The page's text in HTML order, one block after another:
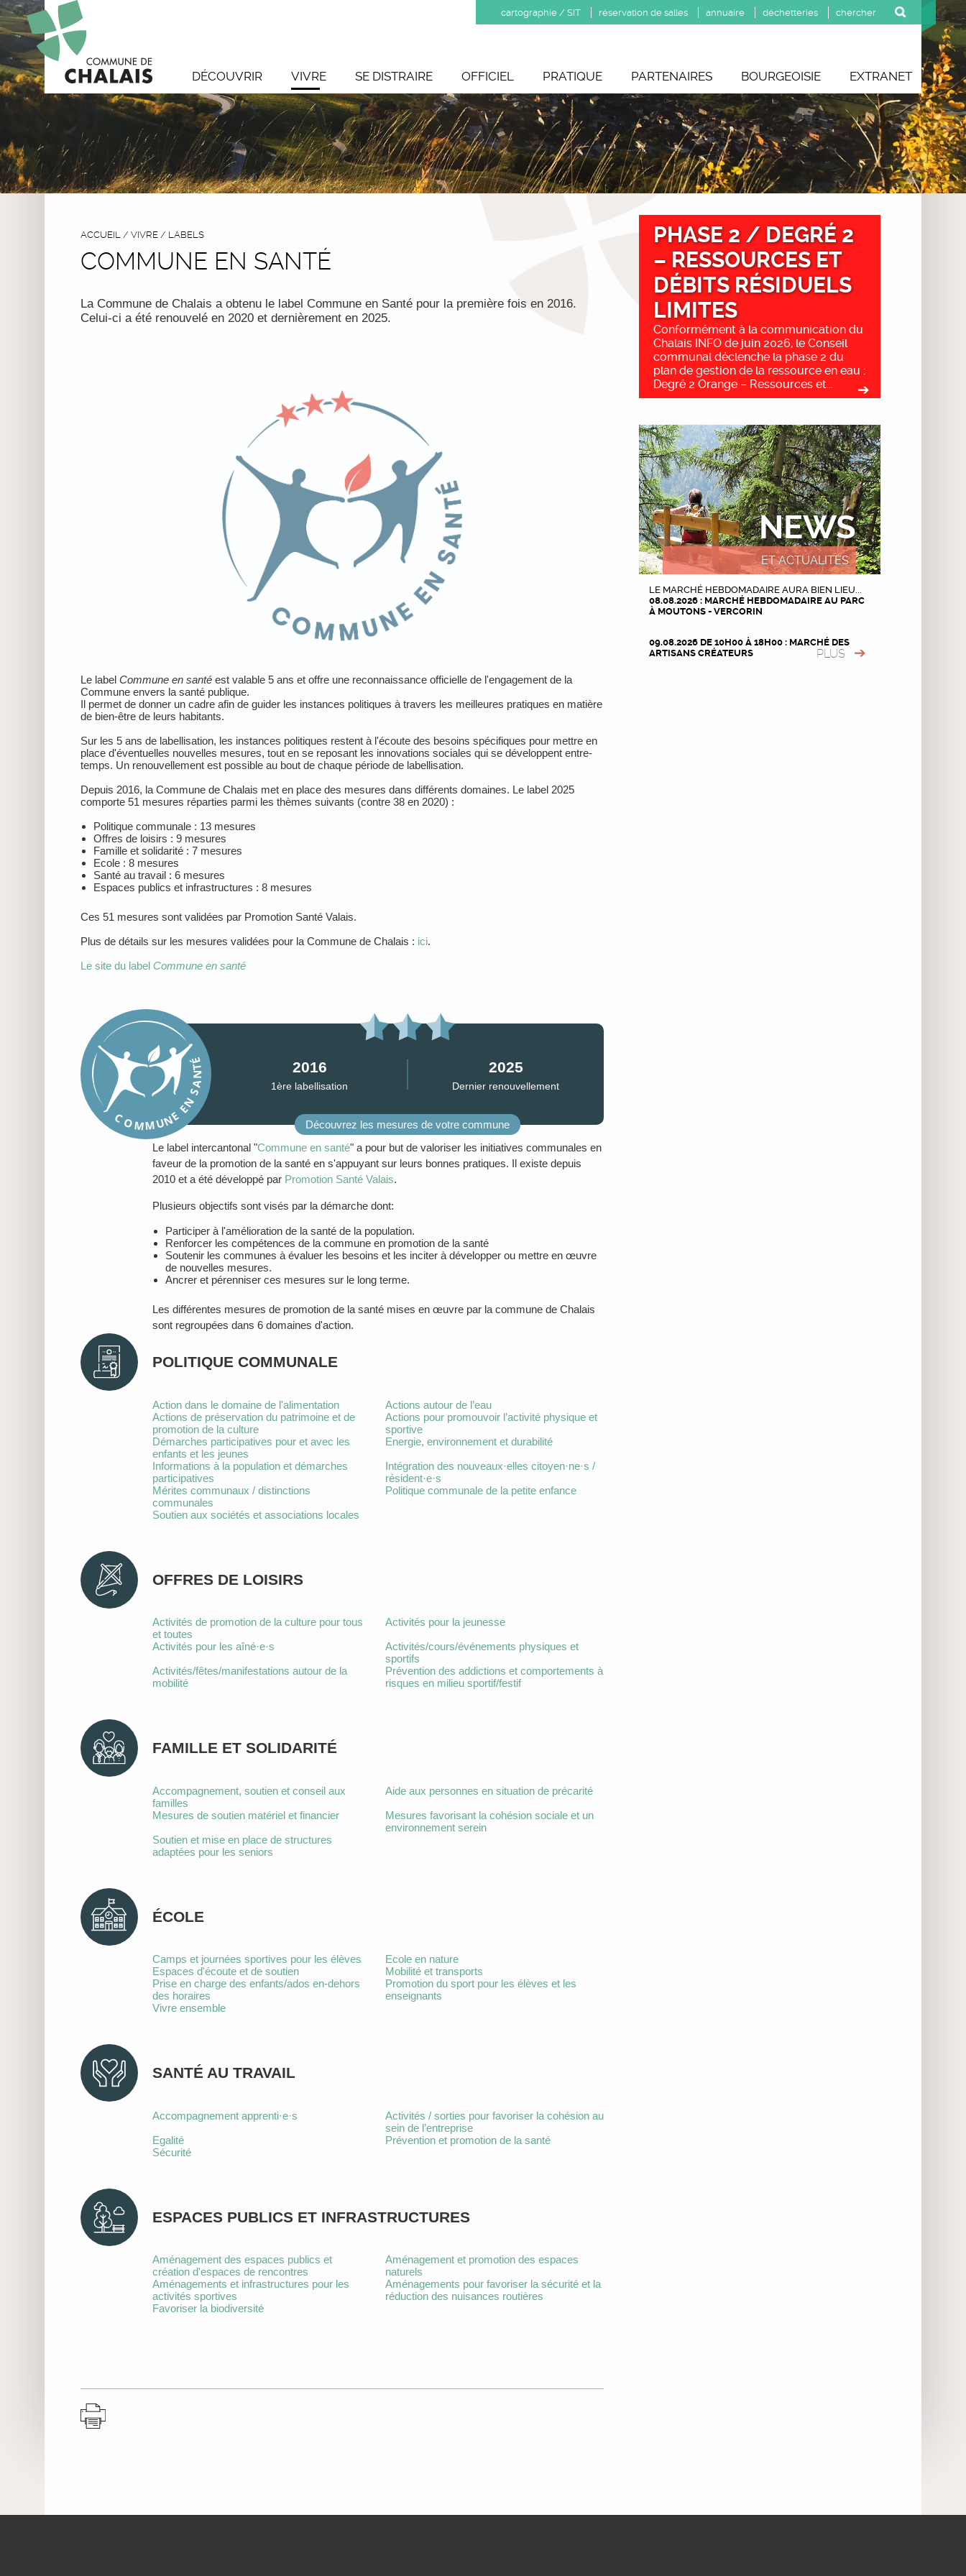
cartographie / SIT réservation de salles annuaire déchetteries
DÉCOUVRIR VIVRE SE DISTRAIRE OFFICIEL PRATIQUE PARTENAIRES BOURGEOISIE EXTRANET
ACCUEIL / VIVRE / LABELS
COMMUNE EN SANTÉ
La Commune de Chalais a obtenu le label Commune en Santé pour la première fois en 2016.
Celui-ci a été renouvelé en 2020 et dernièrement en 2025.
Le label Commune en santé est valable 5 ans et offre une reconnaissance officielle de l'engagement de la
Commune envers la santé publique.
Il permet de donner un cadre afin de guider les instances politiques à travers les meilleures pratiques en matière
de bien-être de leurs habitants.
Sur les 5 ans de labellisation, les instances politiques restent à l'écoute des besoins spécifiques pour mettre en
place d'éventuelles nouvelles mesures, tout en se reposant les innovations sociales qui se développent entre-
temps. Un renouvellement est possible au bout de chaque période de labellisation.
Depuis 2016, la Commune de Chalais met en place des mesures dans différents domaines. Le label 2025
comporte 51 mesures réparties parmi les thèmes suivants (contre 38 en 2020) :
Politique communale : 13 mesures
Offres de loisirs : 9 mesures
Famille et solidarité : 7 mesures
Ecole : 8 mesures
Santé au travail : 6 mesures
Espaces publics et infrastructures : 8 mesures
Ces 51 mesures sont validées par Promotion Santé Valais.
Plus de détails sur les mesures validées pour la Commune de Chalais : ici.
Le site du label Commune en santé
COMMUN
EE
N
S
A
N
T
É 2016
1ère labellisation
2025
Dernier renouvellement
Découvrez les mesures de votre commune
Le label intercantonal "Commune en santé" a pour but de valoriser les initiatives communales en
faveur de la promotion de la santé en s'appuyant sur leurs bonnes pratiques. Il existe depuis
2010 et a été développé par Promotion Santé Valais.
Plusieurs objectifs sont visés par la démarche dont:
Participer à l'amélioration de la santé de la population.
Renforcer les compétences de la commune en promotion de la santé
Soutenir les communes à évaluer les besoins et les inciter à développer ou mettre en œuvre
de nouvelles mesures.
Ancrer et pérenniser ces mesures sur le long terme.
Les différentes mesures de promotion de la santé mises en œuvre par la commune de Chalais
sont regroupées dans 6 domaines d'action.
POLITIQUE COMMUNALE
Action dans le domaine de l'alimentation
Actions autour de l’eau
Actions de préservation du patrimoine et de
promotion de la culture
Actions pour promouvoir l’activité physique et
sportive
Démarches participatives pour et avec les
enfants et les jeunes
Energie, environnement et durabilité
Informations à la population et démarches
participatives
Intégration des nouveaux·elles citoyen·ne·s /
résident·e·s
Mérites communaux / distinctions
communales
Politique communale de la petite enfance
Soutien aux sociétés et associations locales
OFFRES DE LOISIRS
Activités de promotion de la culture pour tous
et toutes
Activités pour la jeunesse
Activités pour les aîné·e·s
Activités/cours/événements physiques et
sportifs
Activités/fêtes/manifestations autour de la
mobilité
Prévention des addictions et comportements à
risques en milieu sportif/festif
FAMILLE ET SOLIDARITÉ
Accompagnement, soutien et conseil aux
familles
Aide aux personnes en situation de précarité
Mesures de soutien matériel et financier
Mesures favorisant la cohésion sociale et un
environnement serein
Soutien et mise en place de structures
adaptées pour les seniors
ÉCOLE
Camps et journées sportives pour les élèves
Ecole en nature
Espaces d'écoute et de soutien
Mobilité et transports
Prise en charge des enfants/ados en-dehors
des horaires
Promotion du sport pour les élèves et les
enseignants
Vivre ensemble
SANTÉ AU TRAVAIL
Accompagnement apprenti·e·s
Activités / sorties pour favoriser la cohésion au
sein de l’entreprise
Egalité
Prévention et promotion de la santé
Sécurité
ESPACES PUBLICS ET INFRASTRUCTURES
Aménagement des espaces publics et
création d'espaces de rencontres
Aménagement et promotion des espaces
naturels
Aménagements et infrastructures pour les
activités sportives
Aménagements pour favoriser la sécurité et la
réduction des nuisances routières
Favoriser la biodiversité
PHASE 2 / DEGRÉ 2
– RESSOURCES ET
DÉBITS RÉSIDUELS
LIMITES
Conformément à la communication du
Chalais INFO de juin 2026, le Conseil
communal déclenche la phase 2 du
plan de gestion de la ressource en eau :
Degré 2 Orange – Ressources et...
NEWS
ET ACTUALITÉS
LE MARCHÉ HEBDOMADAIRE AURA BIEN LIEU...
08.08.2026 : MARCHÉ HEBDOMADAIRE AU PARC
À MOUTONS - VERCORIN
09.08.2026 DE 10H00 À 18H00 : MARCHÉ DES
ARTISANS CRÉATEURS
PLUS